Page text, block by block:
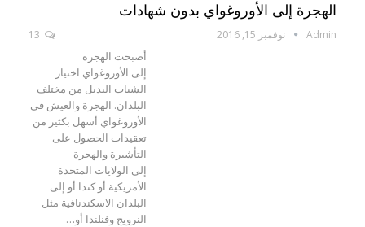
الهجرة إلى الأوروغواي بدون شهادات
Admin نوفمبر 15, 2016
أصبحت الهجرة
إلى الأوروغواي اختيار
الشباب البديل من مختلف
البلدان. الهجرة والعيش في
الأوروغواي أسهل بكثير من
تعقيدات الحصول على
التأشيرة والهجرة
إلى الولايات المتحدة
الأمريكية أو كندا أو إلى
البلدان الاسكندنافية مثل
النرويج وفنلندا أو…